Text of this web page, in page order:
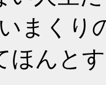
まくり
ほんと